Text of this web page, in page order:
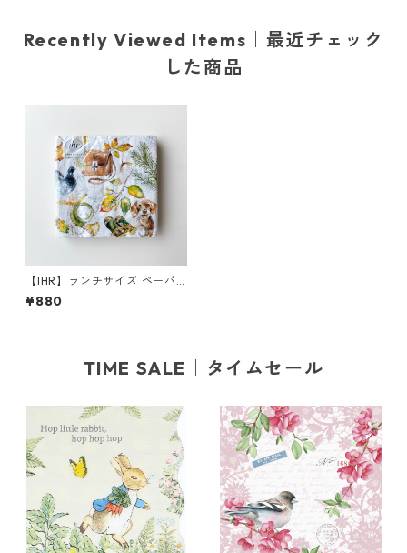
Recently Viewed Items｜最近チェック
した商品
【IHR】ランチサイズ ペーパ
ーナプキン Hunting light グ
レー 20枚入り
¥880
TIME SALE｜タイムセール